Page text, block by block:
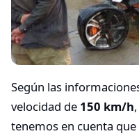
Según las
velocidad de 150 km/h
tenemos en cuenta